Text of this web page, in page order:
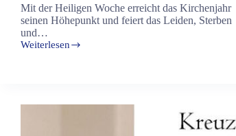
Mit der Heiligen Woche erreicht das Kirchenjahr
seinen Höhepunkt und feiert das Leiden, Sterben
und…
Weiterlesen
Gottesdienste
Ostertagen